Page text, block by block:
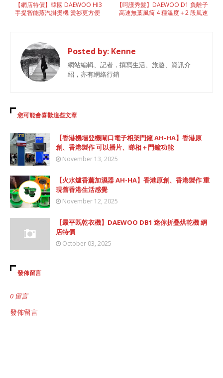
【呵護秀髮】DAEWOO D1 負離子
高速無葉風筒 4 種溫度＋2 段風速
【網店特價】韓國 DAEWOO HI3
手提智能蒸汽掛燙機 燙衫更方便
Posted by: Kenne
網站編輯、記者，撰寫生活、旅遊、資訊介
紹，亦有網絡行銷
您可能會喜歡這些文章
【香港機場登機閘口電子相架門鐘 AH-HA】香港原
創、香港製作 可以播片、睇相＋門鐘功能
November 13, 2025
【火水爐香薰加濕器 AH-HA】香港原創、香港製作 重
現舊香港生活感覺
November 12, 2025
【最平既乾衣機】DAEWOO DB1 迷你折疊烘乾機 網
店特價
October 03, 2025
發佈留言
0 留言
發佈留言